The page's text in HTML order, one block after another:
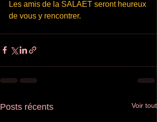
Les amis de la SALAET seront heureux
de vous y rencontrer.
Posts récents Voir tout